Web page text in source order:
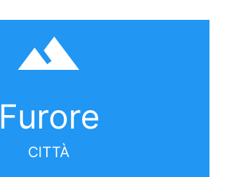
filter_hdr
Furore
CITTÀ